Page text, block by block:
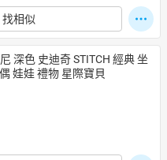
找相似
深色 史迪奇 STITCH 經典 坐
娃娃 禮物 星際寶貝